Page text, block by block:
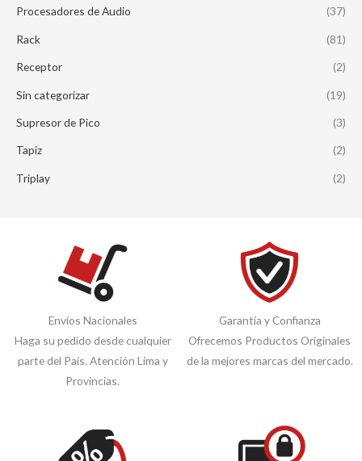
Procesadores de Audio (37)
Rack (81)
Receptor (2)
Sin categorizar (19)
Supresor de Pico (3)
Tapiz (2)
Triplay (2)
Envíos Nacionales
Haga su pedido desde cualquier
parte del País. Atención Lima y
Provincias.
Garantía y Confianza
Ofrecemos Productos Originales
de la mejores marcas del mercado.